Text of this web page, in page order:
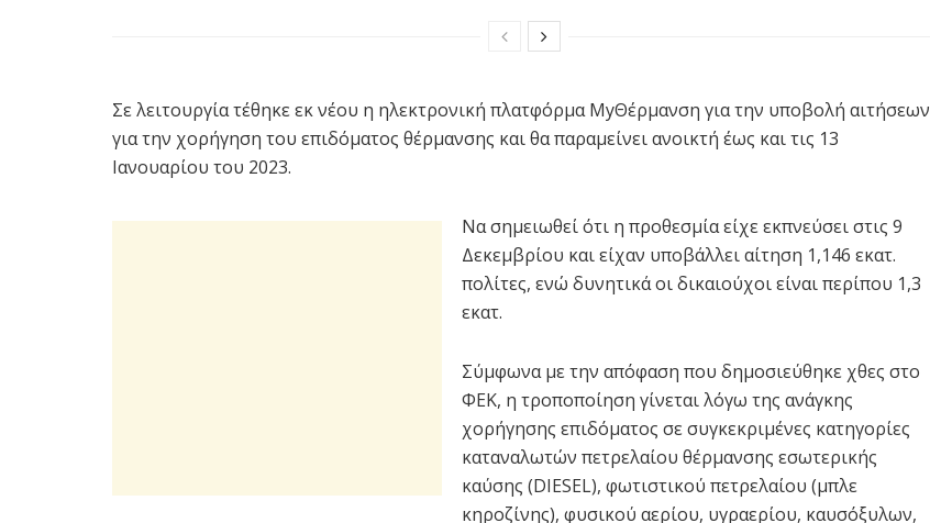
Σε λειτουργία τέθηκε εκ νέου η ηλεκτρονική πλατφόρμα MyΘέρμανση για την υποβολή αιτήσεων
για την χορήγηση του επιδόματος θέρμανσης και θα παραμείνει ανοικτή έως και τις 13
Ιανουαρίου του 2023.
Να σημειωθεί ότι η προθεσμία είχε εκπνεύσει στις 9
Δεκεμβρίου και είχαν υποβάλλει αίτηση 1,146 εκατ.
πολίτες, ενώ δυνητικά οι δικαιούχοι είναι περίπου 1,3
εκατ.
Σύμφωνα με την απόφαση που δημοσιεύθηκε χθες στο
ΦΕΚ, η τροποποίηση γίνεται λόγω της ανάγκης
χορήγησης επιδόματος σε συγκεκριμένες κατηγορίες
καταναλωτών πετρελαίου θέρμανσης εσωτερικής
καύσης (DIESEL), φωτιστικού πετρελαίου (μπλε
κηροζίνης), φυσικού αερίου, υγραερίου, καυσόξυλων,